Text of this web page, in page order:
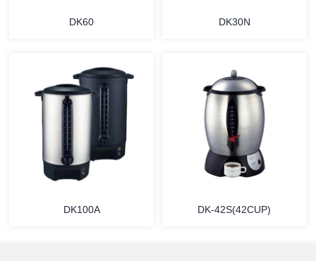
详情
DK60
详情
DK30N
DK100A DK-42S(42CUP)